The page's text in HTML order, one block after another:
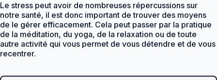
Le stress peut avoir de nombreuses répercussions sur
notre santé, il est donc important de trouver des moyens
de le gérer efficacement. Cela peut passer par la pratique
de la méditation, du yoga, de la relaxation ou de toute
autre activité qui vous permet de vous détendre et de vous
recentrer.